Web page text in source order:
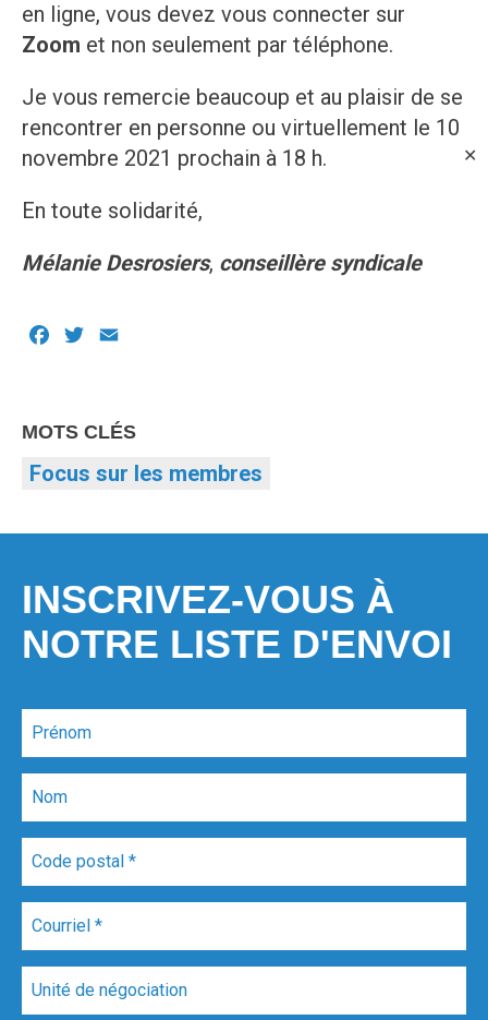
✕
en ligne, vous devez vous connecter sur
Zoom et non seulement par téléphone.
Je vous remercie beaucoup et au plaisir de se
rencontrer en personne ou virtuellement le 10
novembre 2021 prochain à 18 h.
En toute solidarité,
Mélanie Desrosiers, conseillère syndicale
Facebook
Twitter
MOTS CLÉS
Focus sur les membres
INSCRIVEZ-VOUS À
NOTRE LISTE D'ENVOI